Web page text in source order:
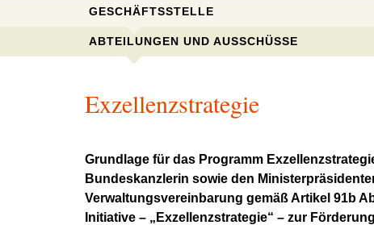
GESCHÄFTSSTELLE
ABTEILUNGEN UND AUSSCHÜSSE
Exzellenzstrategie
Grundlage für das Programm
Bundeskanzlerin sowie den
Verwaltungsvereinbarung gemäß Artikel 91b
Initiative – „Exzellenzstrategie“ – zur